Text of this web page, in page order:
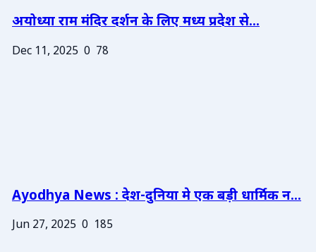
अयोध्या राम मंदिर दर्शन के लिए मध्य प्रदेश से...
Dec 11, 2025 0 78
Ayodhya News : देश-दुनिया मे एक बड़ी धार्मिक न...
Jun 27, 2025 0 185